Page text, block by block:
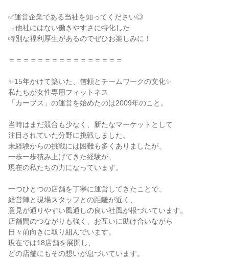
✅運営企業である当社を知ってください◎
→他社にはない働きやすさに特化した
特別な福利厚生があるのでぜひお楽しみに！
＝＝＝＝＝＝＝＝＝＝＝＝＝＝＝＝
✨15年かけて築いた、信頼とチームワークの文化✨
私たちが女性専用フィットネス
「カーブス」の運営を始めたのは2009年のこと。
当時はまだ競合も少なく、新たなマーケットとして
注目されていた分野に挑戦しました。
未経験からの挑戦には困難も多くありましたが、
一歩一歩積み上げてきた経験が、
現在の私たちの力になっています。
一つひとつの店舗を丁寧に運営してきたことで、
経営陣と現場スタッフとの距離が近く、
意見が通りやすい風通しの良い社風が根づいています。
店舗間のつながりも強く、お互いに助け合いながら
日々前向きに取り組んでいます。
現在では18店舗を展開し、
どの店舗にもその想いが息づいています。